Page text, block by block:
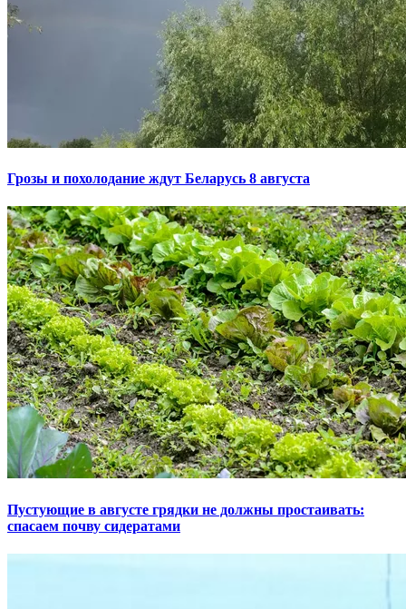
Грозы и похолодание ждут Беларусь 8 августа
Пустующие в августе грядки не должны простаивать:
спасаем почву сидератами